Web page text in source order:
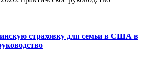
страховку для семьи в США в